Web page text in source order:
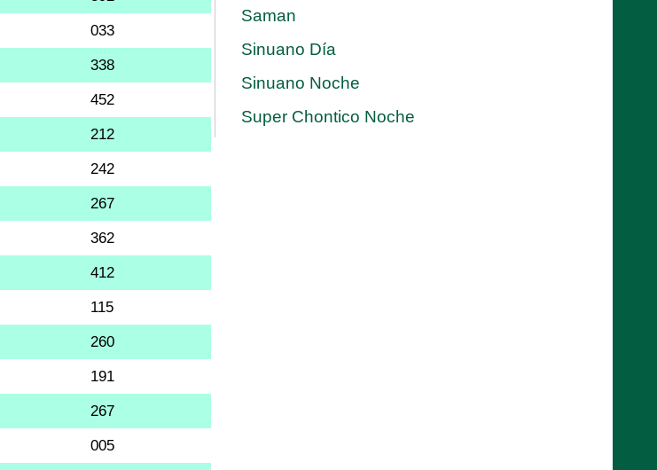
033
338
452
212
242
267
362
412
115
260
191
267
005
Saman
Sinuano Día
Sinuano Noche
Super Chontico Noche